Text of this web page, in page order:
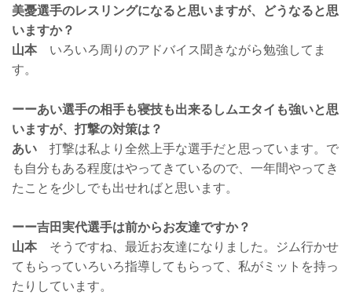
美憂選手のレスリングになると思いますが、どうなると思
いますか？
山本いろいろ周りのアドバイス聞きながら勉強してま
す。
ーーあい選手の相手も寝技も出来るしムエタイも強いと思
いますが、打撃の対策は？
あい 打撃は私より全然上手な選手だと思っています。で
も自分もある程度はやってきているので、一年間やってき
たことを少しでも出せればと思います。
ーー吉田実代選手は前からお友達ですか？
山本そうですね、最近お友達になりました。ジム行かせ
てもらっていろいろ指導してもらって、私がミットを持っ
たりしています。